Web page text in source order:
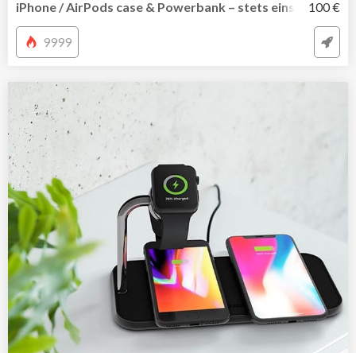
iPhone / AirPods case & Powerbank – stets einsatzbereit
100 €
9999